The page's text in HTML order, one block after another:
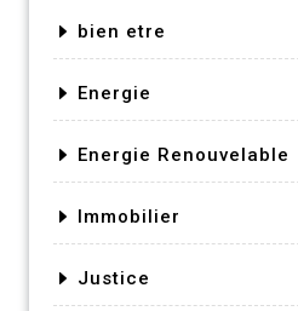
bien etre
Energie
Energie Renouvelable
Immobilier
Justice